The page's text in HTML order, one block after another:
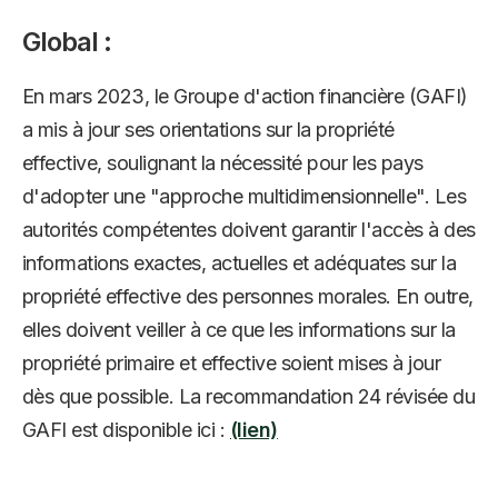
Global :
En mars 2023, le Groupe d'action financière (GAFI)
a mis à jour ses orientations sur la propriété
effective, soulignant la nécessité pour les pays
d'adopter une "approche multidimensionnelle". Les
autorités compétentes doivent garantir l'accès à des
informations exactes, actuelles et adéquates sur la
propriété effective des personnes morales. En outre,
elles doivent veiller à ce que les informations sur la
propriété primaire et effective soient mises à jour
dès que possible. La recommandation 24 révisée du
GAFI est disponible ici : (lien)